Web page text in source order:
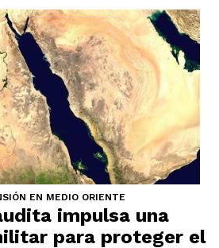
EN MEDIO ORIENTE
impulsa una
para proteger el